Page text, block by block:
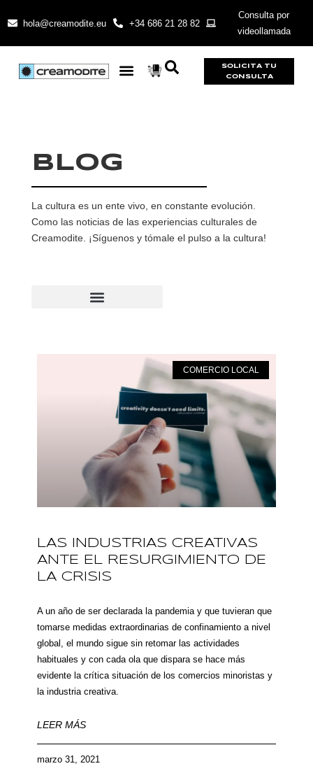
hola@creamodite.eu +34 686 21 28 82
Consulta por
videollamada
SOLICITA TU
CONSULTA
BLOG
La cultura es un ente vivo, en constante evolución.
Como las noticias de las experiencias culturales de
Creamodite. ¡Síguenos y tómale el pulso a la cultura!
COMERCIO LOCAL
LAS INDUSTRIAS CREATIVAS
ANTE EL RESURGIMIENTO DE
LA CRISIS
A un año de ser declarada la pandemia y que tuvieran que
tomarse medidas extraordinarias de confinamiento a nivel
global, el mundo sigue sin retomar las actividades
habituales y con cada ola que dispara se hace más
evidente la crítica situación de los comercios minoristas y
la industria creativa.
LEER MÁS
marzo 31, 2021